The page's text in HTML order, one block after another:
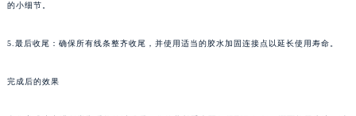
的小细节。
5.最后收尾：确保所有线条整齐收尾，并使用适当的胶水加固连接点以延长使用寿命。
完成后的效果